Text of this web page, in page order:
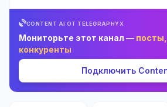
CONTENT AI ОТ TELEGRAPHYX
Мониторьте этот канал —
конкуренты
Подключить